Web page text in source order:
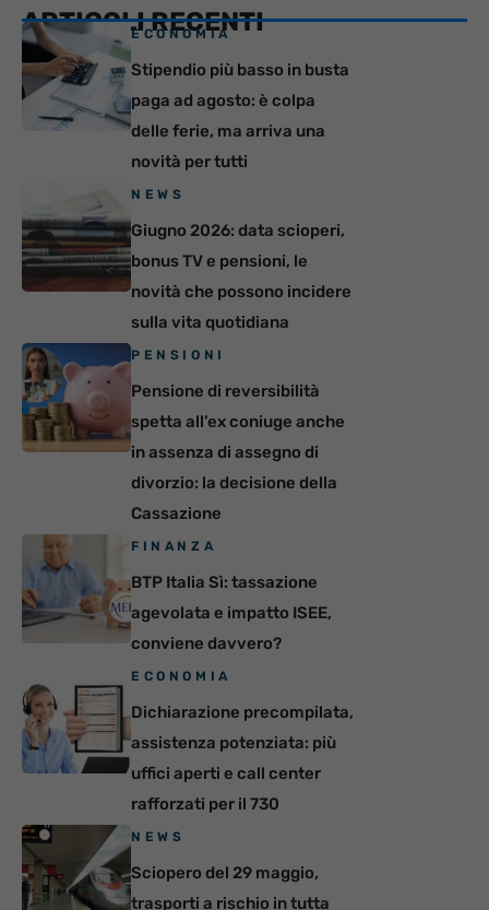
ARTICOLI RECENTI
ECONOMIA
Stipendio più basso in busta
paga ad agosto: è colpa
delle ferie, ma arriva una
novità per tutti
NEWS
Giugno 2026: data scioperi,
bonus TV e pensioni, le
novità che possono incidere
sulla vita quotidiana
PENSIONI
Pensione di reversibilità
spetta all’ex coniuge anche
in assenza di assegno di
divorzio: la decisione della
Cassazione
FINANZA
BTP Italia Sì: tassazione
agevolata e impatto ISEE,
conviene davvero?
ECONOMIA
Dichiarazione precompilata,
assistenza potenziata: più
uffici aperti e call center
rafforzati per il 730
NEWS
Sciopero del 29 maggio,
trasporti a rischio in tutta